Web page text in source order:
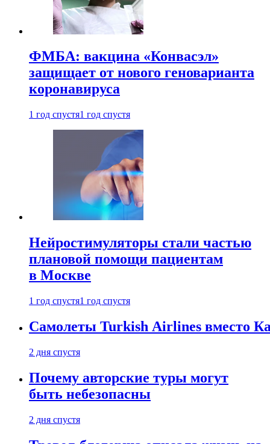
ФМБА: вакцина «Конвасэл»
защищает от нового геноварианта
коронавируса
1 год спустя1 год спустя
Нейростимуляторы стали частью
плановой помощи пациентам
в Москве
1 год спустя1 год спустя
Самолеты Turkish Airlines вместо
2 дня спустя
Почему авторские туры могут
быть небезопасны
2 дня спустя